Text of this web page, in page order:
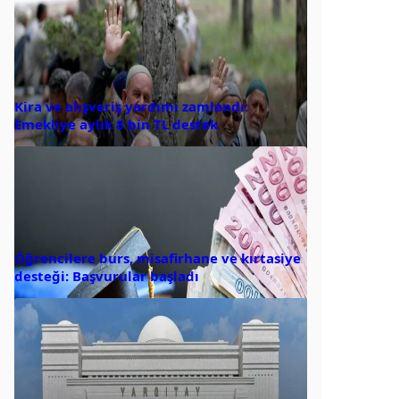
Kira ve alışveriş yardımı zamlandı:
Emekliye aylık 8 bin TL destek
Öğrencilere burs, misafirhane ve kırtasiye
desteği: Başvurular başladı